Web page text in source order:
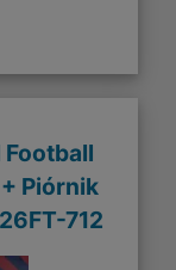
Piórnik
712